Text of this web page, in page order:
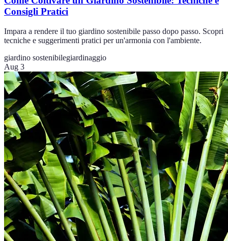
Consigli Pratici
Impara a rendere il tuo giardino sostenibile passo dopo passo. Scopri
tecniche e suggerimenti pratici per un'armonia con l'ambiente.
giardino sostenibilegiardinaggio
Aug 3